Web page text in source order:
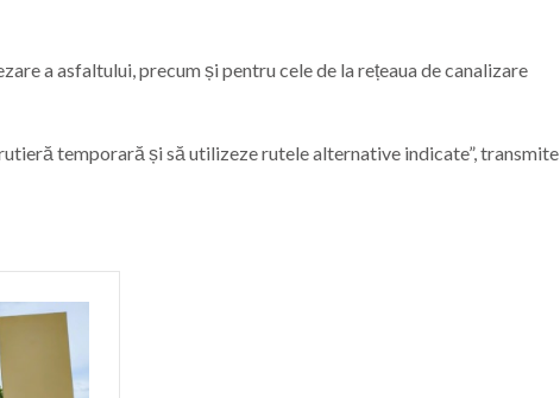
a asfaltului, precum și pentru cele de la rețeaua de canalizare
temporară și să utilizeze rutele alternative indicate”, transmite